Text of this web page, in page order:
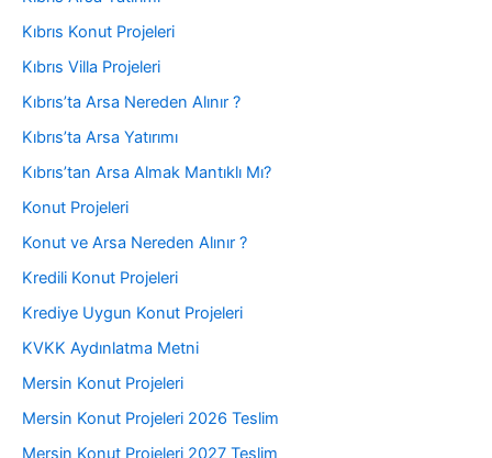
Kıbrıs Konut Projeleri
Kıbrıs Villa Projeleri
Kıbrıs’ta Arsa Nereden Alınır ?
Kıbrıs’ta Arsa Yatırımı
Kıbrıs’tan Arsa Almak Mantıklı Mı?
Konut Projeleri
Konut ve Arsa Nereden Alınır ?
Kredili Konut Projeleri
Krediye Uygun Konut Projeleri
KVKK Aydınlatma Metni
Mersin Konut Projeleri
Mersin Konut Projeleri 2026 Teslim
Mersin Konut Projeleri 2027 Teslim